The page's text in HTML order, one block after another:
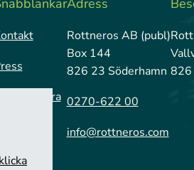
Prenumerera
Rottneros AB (publ)
Box 144
826 23 Söderhamn
0270-622 00
info@rottneros.com
826
klicka